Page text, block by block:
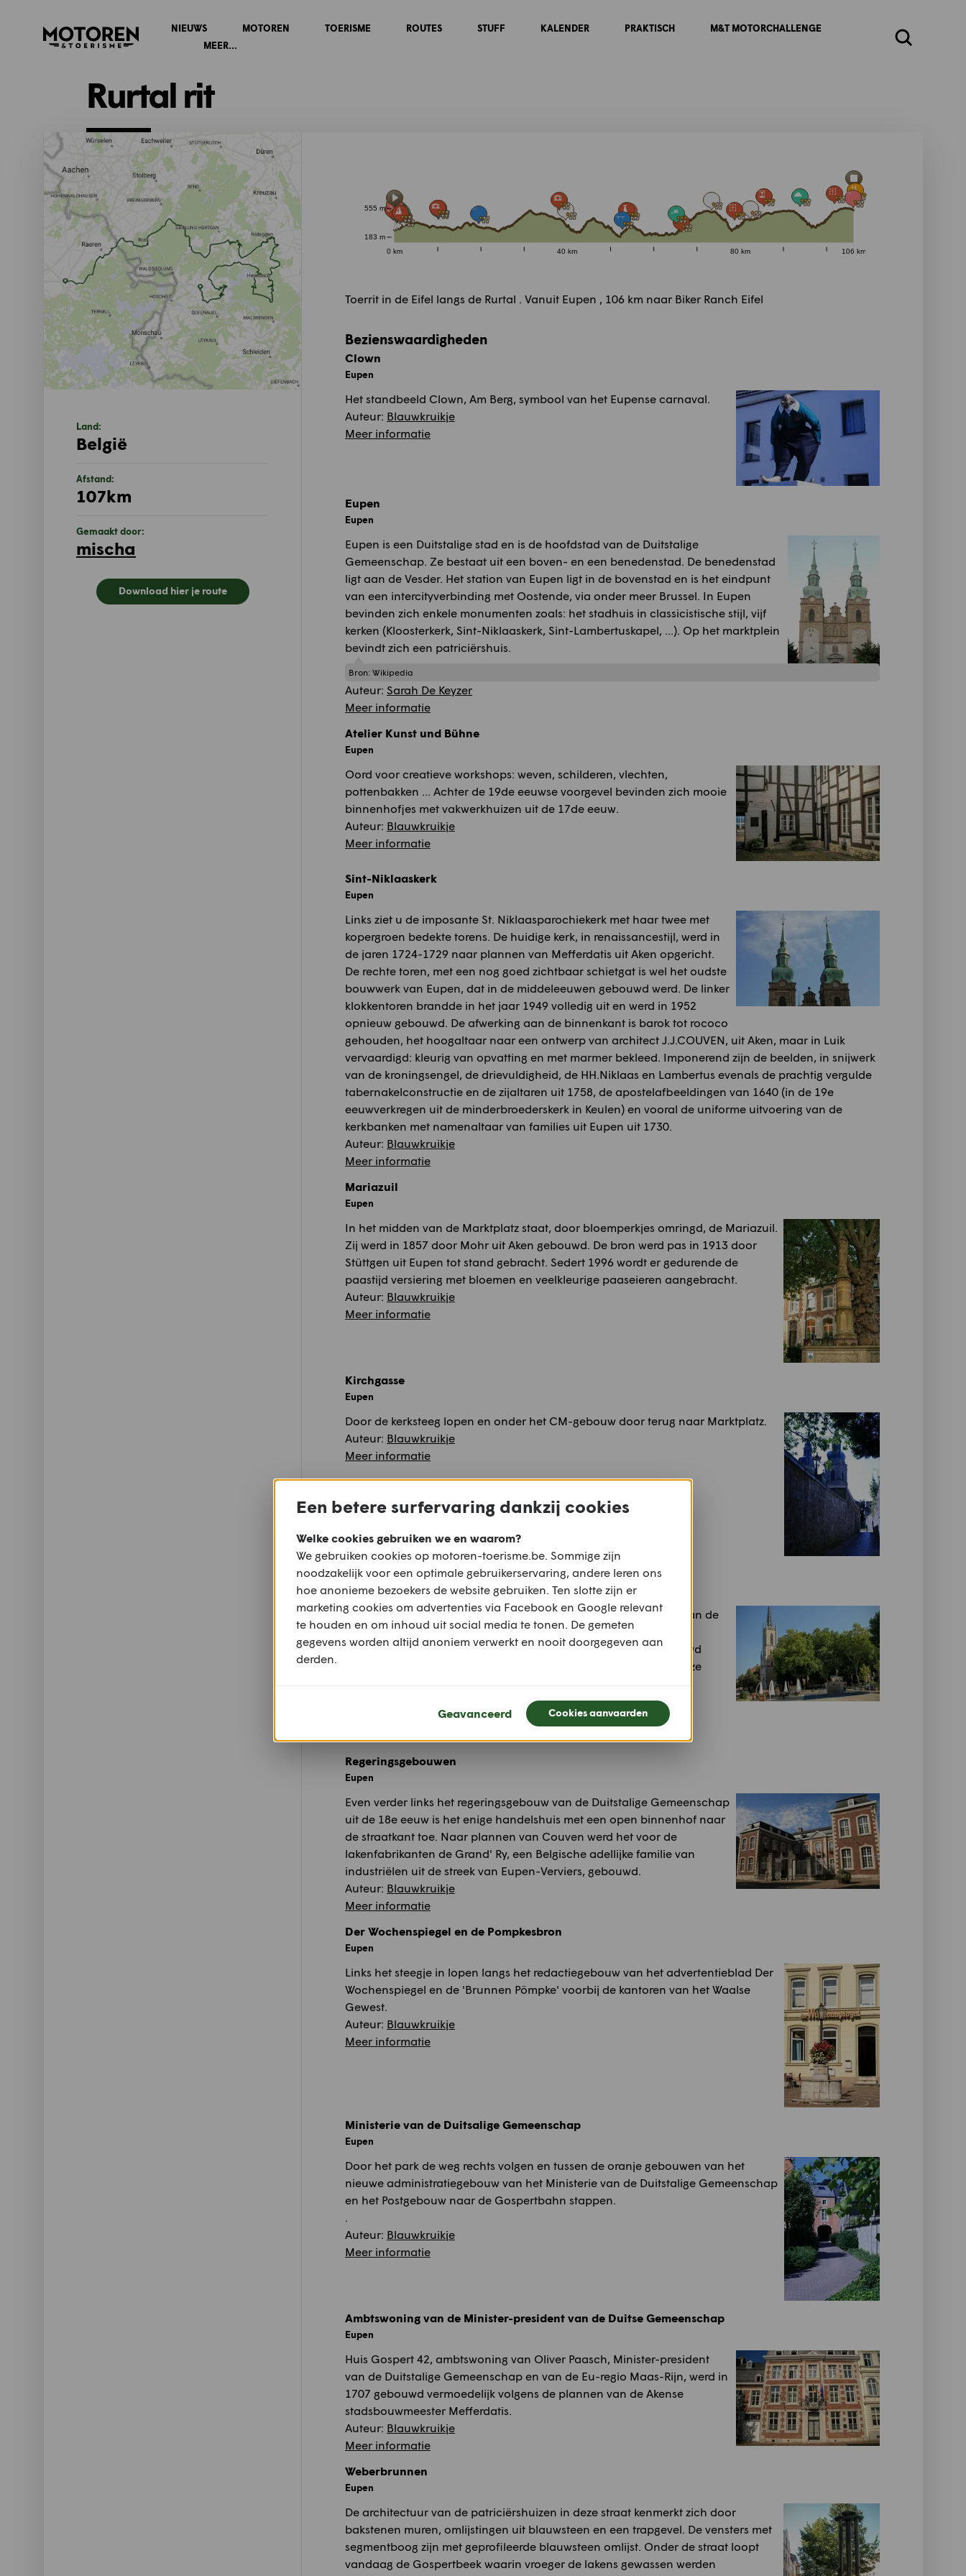
Homepage
NIEUWS MOTOREN TOERISME ROUTES STUFF KALENDER PRAKTISCH
M&T MOTORCHALLENGE
MEER...
Zoeken
Rurtal rit
0 km 40 km 80 km 106 km
183 m
555 m
Toerrit in de Eifel langs de Rurtal . Vanuit Eupen , 106 km naar Biker Ranch Eifel
Bezienswaardigheden
Clown
Eupen
Het standbeeld Clown, Am Berg, symbool van het Eupense carnaval.
Auteur: Blauwkruikje
Meer informatie
Eupen
Eupen
Eupen is een Duitstalige stad en is de hoofdstad van de Duitstalige
Gemeenschap. Ze bestaat uit een boven- en een benedenstad. De benedenstad
ligt aan de Vesder. Het station van Eupen ligt in de bovenstad en is het eindpunt
van een intercityverbinding met Oostende, via onder meer Brussel. In Eupen
bevinden zich enkele monumenten zoals: het stadhuis in classicistische stijl, vijf
kerken (Kloosterkerk, Sint-Niklaaskerk, Sint-Lambertuskapel, ...). Op het marktplein
bevindt zich een patriciërshuis.
Bron: Wikipedia
Auteur: Sarah De Keyzer
Meer informatie
Atelier Kunst und Bühne
Eupen
Oord voor creatieve workshops: weven, schilderen, vlechten,
pottenbakken ... Achter de 19de eeuwse voorgevel bevinden zich mooie
binnenhofjes met vakwerkhuizen uit de 17de eeuw.
Auteur: Blauwkruikje
Meer informatie
Sint-Niklaaskerk
Eupen
Links ziet u de imposante St. Niklaasparochiekerk met haar twee met
kopergroen bedekte torens. De huidige kerk, in renaissancestijl, werd in
de jaren 1724-1729 naar plannen van Mefferdatis uit Aken opgericht.
De rechte toren, met een nog goed zichtbaar schietgat is wel het oudste
bouwwerk van Eupen, dat in de middeleeuwen gebouwd werd. De linker
klokkentoren brandde in het jaar 1949 volledig uit en werd in 1952
opnieuw gebouwd. De afwerking aan de binnenkant is barok tot rococo
gehouden, het hoogaltaar naar een ontwerp van architect J.J.COUVEN, uit Aken, maar in Luik
vervaardigd: kleurig van opvatting en met marmer bekleed. Imponerend zijn de beelden, in snijwerk
van de kroningsengel, de drievuldigheid, de HH.Niklaas en Lambertus evenals de prachtig vergulde
tabernakelconstructie en de zijaltaren uit 1758, de apostelafbeeldingen van 1640 (in de 19e
eeuwverkregen uit de minderbroederskerk in Keulen) en vooral de uniforme uitvoering van de
kerkbanken met namenaltaar van families uit Eupen uit 1730.
Auteur: Blauwkruikje
Meer informatie
Mariazuil
Eupen
In het midden van de Marktplatz staat, door bloemperkjes omringd, de Mariazuil.
Zij werd in 1857 door Mohr uit Aken gebouwd. De bron werd pas in 1913 door
Stüttgen uit Eupen tot stand gebracht. Sedert 1996 wordt er gedurende de
paastijd versiering met bloemen en veelkleurige paaseieren aangebracht.
Auteur: Blauwkruikje
Meer informatie
Kirchgasse
Eupen
Door de kerksteeg lopen en onder het CM-gebouw door terug naar Marktplatz.
Auteur: Blauwkruikje
Meer informatie
Friedenskirche
Eupen
Via de Klötzerbahn kom je op het midden van het plein voorbij aan de
Wäserscheff (boot) even verder de imposante Evangelische
Friedenskirche (1851-1855) in 19de eeuwse neogotiek en gebouwd
volgens de plannen van de Akense Regeringsraad. Uniek voor deze
Rechts van de kerk, op de America Square, de Friedensbrunnen.
Blauwkruikje
Regeringsgebouwen
Eupen
Even verder links het regeringsgebouw van de Duitstalige Gemeenschap
uit de 18e eeuw is het enige handelshuis met een open binnenhof naar
de straatkant toe. Naar plannen van Couven werd het voor de
lakenfabrikanten de Grand' Ry, een Belgische adellijke familie van
industriëlen uit de streek van Eupen-Verviers, gebouwd.
Auteur: Blauwkruikje
Meer informatie
Der Wochenspiegel en de Pompkesbron
Eupen
Links het steegje in lopen langs het redactiegebouw van het advertentieblad Der
Wochenspiegel en de 'Brunnen Pömpke' voorbij de kantoren van het Waalse
Gewest.
Auteur: Blauwkruikje
Meer informatie
Ministerie van de Duitsalige Gemeenschap
Eupen
Door het park de weg rechts volgen en tussen de oranje gebouwen van het
nieuwe administratiegebouw van het Ministerie van de Duitstalige Gemeenschap
en het Postgebouw naar de Gospertbahn stappen.
Auteur: Blauwkruikje
Meer informatie
Ambtswoning van de Minister-president van de Duitse Gemeenschap
Eupen
Huis Gospert 42, ambtswoning van Oliver Paasch, Minister-president
van de Duitstalige Gemeenschap en van de Eu-regio Maas-Rijn, werd in
1707 gebouwd vermoedelijk volgens de plannen van de Akense
stadsbouwmeester Mefferdatis.
Auteur: Blauwkruikje
Meer informatie
Weberbrunnen
Eupen
De architectuur van de patriciërshuizen in deze straat kenmerkt zich door
bakstenen muren, omlijstingen uit blauwsteen en een trapgevel. De vensters met
segmentboog zijn met geprofileerde blauwsteen omlijst. Onder de straat loopt
vandaag de Gospertbeek waarin vroeger de lakens gewassen werden
Land:
België
Afstand:
107km
Gemaakt door:
mischa
Download hier je route
Een betere surfervaring dankzij cookies
Welke cookies gebruiken we en waarom?
We gebruiken cookies op motoren-toerisme.be. Sommige zijn
noodzakelijk voor een optimale gebruikerservaring, andere leren ons
hoe anonieme bezoekers de website gebruiken. Ten slotte zijn er
marketing cookies om advertenties via Facebook en Google relevant
te houden en om inhoud uit social media te tonen. De gemeten
gegevens worden altijd anoniem verwerkt en nooit doorgegeven aan
derden.
Geavanceerd Cookies aanvaarden